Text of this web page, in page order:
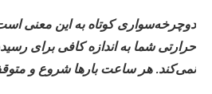
دوچرخه‌سواری کوتاه به این معنی
حرارتی شما به اندازه کافی برای
نمی‌کند. هر ساعت بارها شروع و